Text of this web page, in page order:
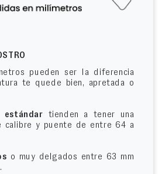
pueden ser la diferencia
te quede bien, apretada o
estándar tienden a tener una
calibre y puente de entre 64 a
o muy delgados entre 63 mm